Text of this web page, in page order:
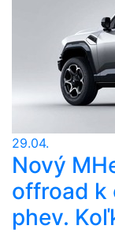
29.04.
Nový
offroad k
phev.